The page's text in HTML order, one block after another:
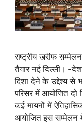
राष्ट्रीय खरीफ
तैयार नई दिल्ली। -
दिशा देने के उद्देश्य से
परिसर में आयोजित दो
कई मायनों में
आयोजित इस सम्मेलन